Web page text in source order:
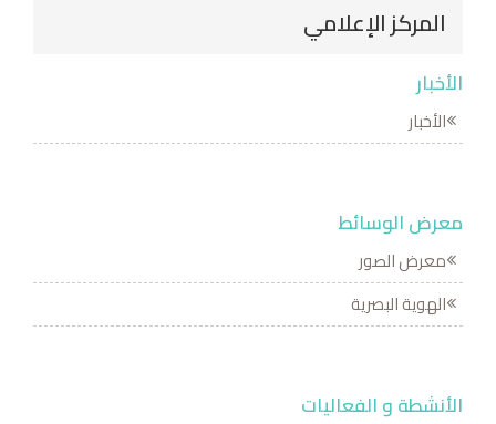
المركز الإعلامي
الأخبار
الأخبار
معرض الوسائط
معرض الصور
الهوية البصرية
الأنشطة و الفعاليات